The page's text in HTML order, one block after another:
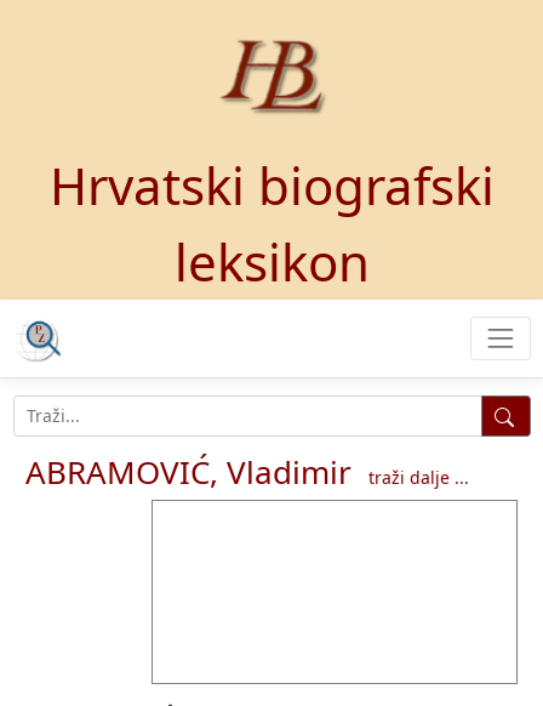
Hrvatski biografski
leksikon
ABRAMOVIĆ, Vladimir traži dalje ...